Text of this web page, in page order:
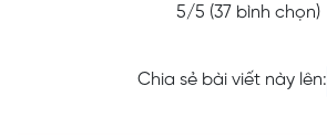
5/5 (37 bình chọn)
Chia sẻ bài viết này lên: